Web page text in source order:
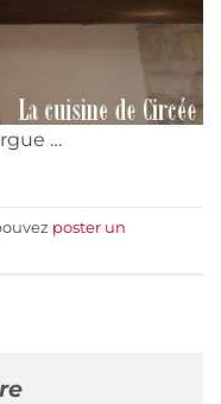
…
poster un